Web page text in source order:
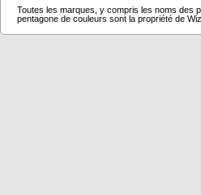
Toutes les marques, y compris les noms des
pentagone de couleurs sont la propriété de